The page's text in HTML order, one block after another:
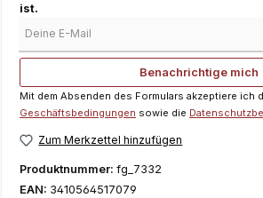
ist.
Benachrichtige mich
Mit dem Absenden des Formulars akzeptiere ich
Geschäftsbedingungen sowie die
Zum Merkzettel hinzufügen
Produktnummer: fg_7332
EAN: 3410564517079